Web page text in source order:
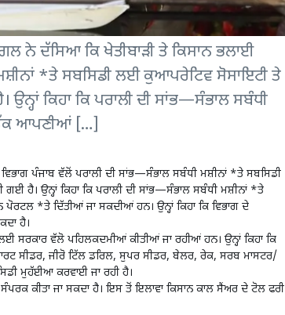
ਨੇ ਦੱਸਿਆ ਕਿ ਖੇਤੀਬਾੜੀ ਤੇ ਕਿਸਾਨ ਭਲਾਈ
*ਤੇ ਸਬਸਿਡੀ ਲਈ ਕੁਆਪਰੇਟਿਵ ਸੋਸਾਇਟੀ ਤੇ
ਕਿਹਾ ਕਿ ਪਰਾਲੀ ਦੀ ਸਾਂਭ—ਸੰਭਾਲ ਸਬੰਧੀ
ਆਪਣੀਆਂ […]
ਪੰਜਾਬ ਵੱਲੋਂ ਪਰਾਲੀ ਦੀ ਸਾਂਭ—ਸੰਭਾਲ ਸਬੰਧੀ ਮਸ਼ੀਨਾਂ *ਤੇ ਸਬਸਿਡੀ
ਹੈ। ਉਨ੍ਹਾਂ ਕਿਹਾ ਕਿ ਪਰਾਲੀ ਦੀ ਸਾਂਭ—ਸੰਭਾਲ ਸਬੰਧੀ ਮਸ਼ੀਨਾਂ *ਤੇ
*ਤੇ ਦਿੱਤੀਆਂ ਜਾ ਸਕਦੀਆਂ ਹਨ। ਉਨ੍ਹਾਂ ਕਿਹਾ ਕਿ ਵਿਭਾਗ ਦੇ
ਹੈ।
ਸਰਕਾਰ ਵੱਲੋ ਪਹਿਲਕਦਮੀਆਂ ਕੀਤੀਆਂ ਜਾ ਰਹੀਆਂ ਹਨ। ਉਨ੍ਹਾਂ ਕਿਹਾ ਕਿ
ਸੀਡਰ, ਜੀਰੋ ਟਿੱਲ ਡਰਿਲ, ਸੁਪਰ ਸੀਡਰ, ਬੇਲਰ, ਰੇਕ, ਸਰਬ ਮਾਸਟਰ/
ਮੁਹੱਈਆ ਕਰਵਾਈ ਜਾ ਰਹੀ ਹੈ।
ਕੀਤਾ ਜਾ ਸਕਦਾ ਹੈ। ਇਸ ਤੋਂ ਇਲਾਵਾ ਕਿਸਾਨ ਕਾਲ ਸੈਂਅਰ ਦੇ ਟੋਲ ਫਰੀ